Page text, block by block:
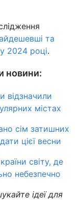
та
2024 році.
новини:
відзначили
містах
сім затишних
цієї весни
світу, де
небезпечно
ідеї для